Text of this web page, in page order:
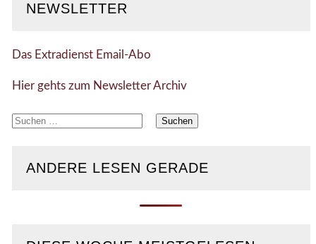
NEWSLETTER
Das Extradienst Email-Abo
Hier gehts zum Newsletter Archiv
Suchen
ANDERE LESEN GERADE